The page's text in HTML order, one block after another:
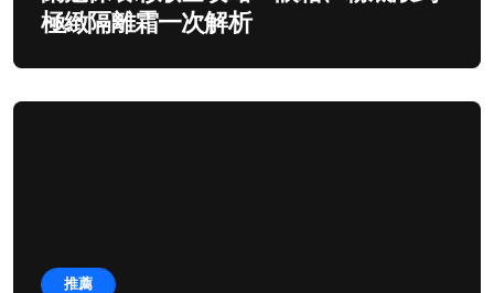
極緻隔離霜一次解析
推薦